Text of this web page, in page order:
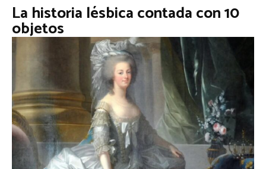
La historia lésbica contada con 10
objetos